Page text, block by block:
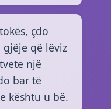
çdo
që lëviz
një
bar të
kështu u bë.